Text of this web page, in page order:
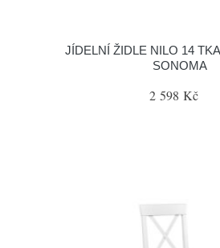
JÍDELNÍ ŽIDLE NILO 14
SONOMA
2 598 Kč